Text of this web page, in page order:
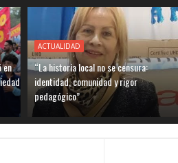
ACTUALIDAD
“La historia local no se censura:
identidad, comunidad y rigor
pedagógico”